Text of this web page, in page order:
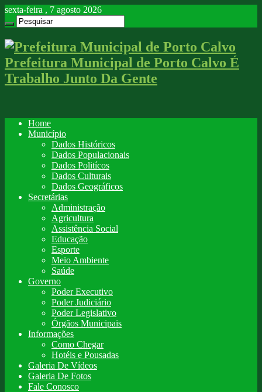
sexta-feira , 7 agosto 2026
Prefeitura Municipal de Porto Calvo É
Trabalho Junto Da Gente
Home
Município
Dados Históricos
Dados Populacionais
Dados Politícos
Dados Culturais
Dados Geográficos
Secretárias
Administração
Agricultura
Assistência Social
Educação
Esporte
Meio Ambiente
Saúde
Governo
Poder Executivo
Poder Judiciário
Poder Legislativo
Órgãos Municipais
Informações
Como Chegar
Hotéis e Pousadas
Galeria De Vídeos
Galeria De Fotos
Fale Conosco